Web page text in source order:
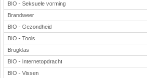
BIO - Seksuele vorming
Brandweer
BIO - Gezondheid
BIO - Tools
Brugklas
BIO - Internetopdracht
BIO - Vissen